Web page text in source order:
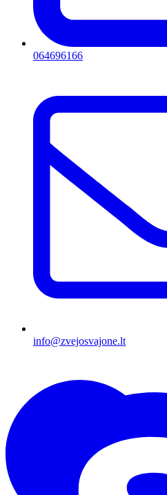
064696166
info@zvejosvajone.lt